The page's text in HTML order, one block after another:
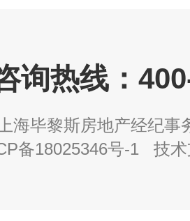
询热线：
海毕黎斯房地产经纪事
备18025346号-1 技术